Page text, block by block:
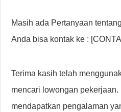
Masih ada Pertanyaan
Anda bisa kontak ke :
Terima kasih telah
mencari lowongan pekerjaan.
mendapatkan pengalaman